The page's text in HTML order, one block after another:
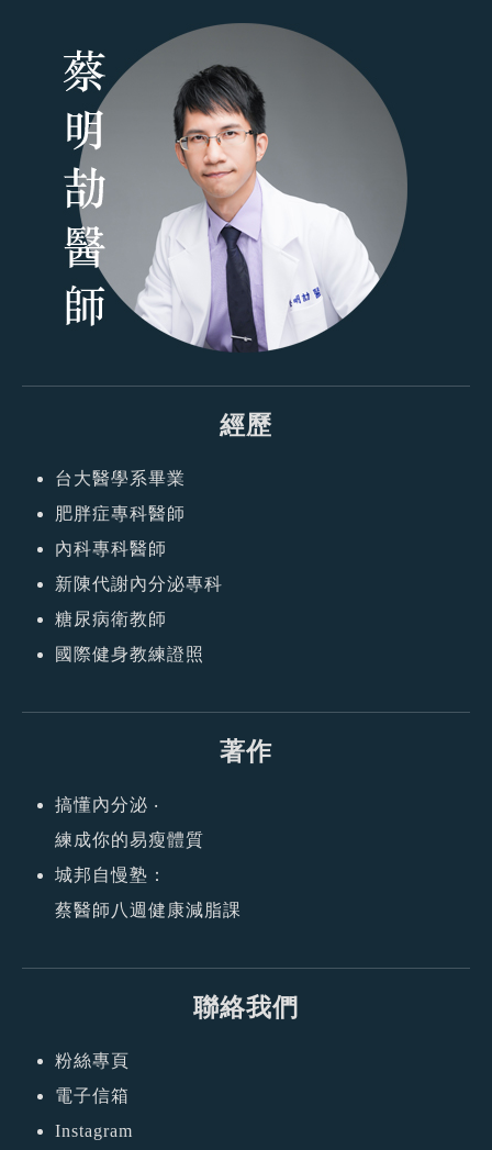
經歷
台大醫學系畢業
肥胖症專科醫師
內科專科醫師
新陳代謝內分泌專科
糖尿病衛教師
國際健身教練證照
著作
搞懂內分泌 ‧
練成你的易瘦體質
城邦自慢塾：
蔡醫師八週健康減脂課
聯絡我們
粉絲專頁
電子信箱
Instagram